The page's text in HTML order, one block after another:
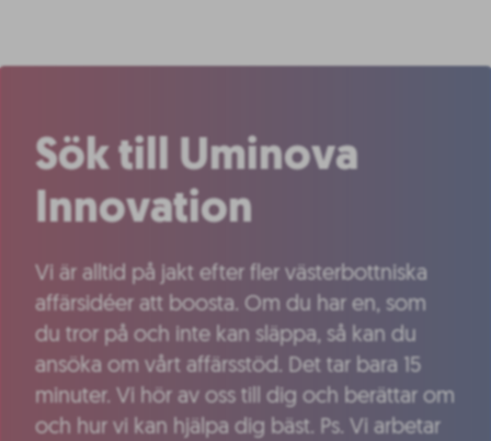
Sök till Uminova
Innovation
Vi är alltid på jakt efter fler västerbottniska
affärsidéer att boosta. Om du har en, som
du tror på och inte kan släppa, så kan du
ansöka om vårt affärsstöd. Det tar bara 15
minuter. Vi hör av oss till dig och berättar om
och hur vi kan hjälpa dig bäst. Ps. Vi arbetar